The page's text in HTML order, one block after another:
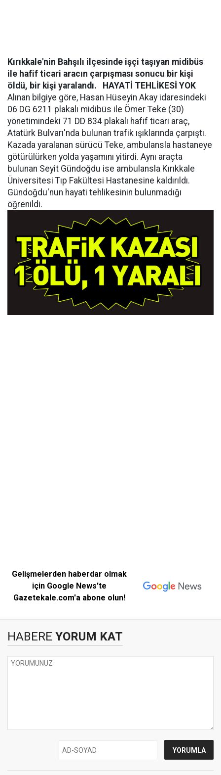
Kırıkkale'nin Bahşılı ilçesinde işçi taşıyan midibüs
ile hafif ticari aracın çarpışması sonucu bir kişi
öldü, bir kişi yaralandı.
HAYATİ TEHLİKESİ YOK
Alınan bilgiye göre, Hasan Hüseyin Akay idaresindeki
06 DG 6211 plakalı midibüs ile Ömer Teke (30)
yönetimindeki 71 DD 834 plakalı hafif ticari araç,
Atatürk Bulvarı'nda bulunan trafik ışıklarında çarpıştı.
Kazada yaralanan sürücü Teke, ambulansla hastaneye
götürülürken yolda yaşamını yitirdi. Aynı araçta
bulunan Seyit Gündoğdu ise ambulansla Kırıkkale
Üniversitesi Tıp Fakültesi Hastanesine kaldırıldı.
Gündoğdu'nun hayati tehlikesinin bulunmadığı
öğrenildi.
Gelişmelerden haberdar olmak
için Google News'te
Gazetekale.com'a abone olun!
HABERE YORUM KAT